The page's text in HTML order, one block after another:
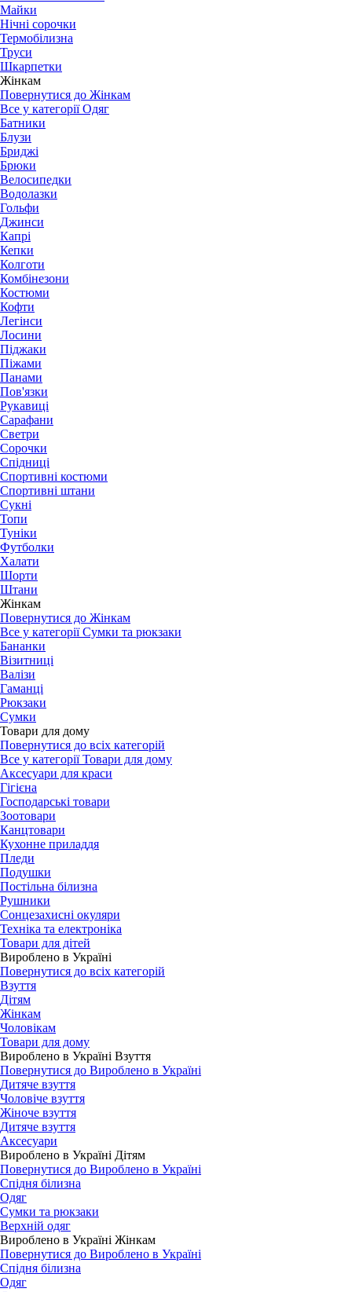
Майки
Нічні сорочки
Термобілизна
Труси
Шкарпетки
Жінкам
Повернутися до Жінкам
Все у категорії Одяг
Батники
Блузи
Бриджі
Брюки
Велосипедки
Водолазки
Гольфи
Джинси
Капрі
Кепки
Колготи
Комбінезони
Костюми
Кофти
Легінси
Лосини
Піджаки
Піжами
Панами
Пов'язки
Рукавиці
Сарафани
Светри
Сорочки
Спідниці
Спортивні костюми
Спортивні штани
Сукні
Топи
Туніки
Футболки
Халати
Шорти
Штани
Жінкам
Повернутися до Жінкам
Все у категорії Сумки та рюкзаки
Бананки
Візитниці
Валізи
Гаманці
Рюкзаки
Сумки
Товари для дому
Повернутися до всіх категорій
Все у категорії Товари для дому
Аксесуари для краси
Гігієна
Господарські товари
Зоотовари
Канцтовари
Кухонне приладдя
Пледи
Подушки
Постільна білизна
Рушники
Сонцезахисні окуляри
Техніка та електроніка
Товари для дітей
Вироблено в Україні
Повернутися до всіх категорій
Взуття
Дітям
Жінкам
Чоловікам
Товари для дому
Вироблено в Україні Взуття
Повернутися до Вироблено в Україні
Дитяче взуття
Чоловіче взуття
Жіноче взуття
Дитяче взуття
Аксесуари
Вироблено в Україні Дітям
Повернутися до Вироблено в Україні
Спідня білизна
Одяг
Сумки та рюкзаки
Верхній одяг
Вироблено в Україні Жінкам
Повернутися до Вироблено в Україні
Спідня білизна
Одяг